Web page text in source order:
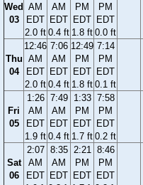
Wed
03
AM
EDT
2.0 ft
AM
EDT
0.4 ft
PM
EDT
1.8 ft
PM
EDT
0.0 ft
Thu
04
12:46
AM
EDT
2.0 ft
7:06
AM
EDT
0.4 ft
12:49
PM
EDT
1.8 ft
7:14
PM
EDT
0.1 ft
Fri
05
1:26
AM
EDT
1.9 ft
7:49
AM
EDT
0.4 ft
1:33
PM
EDT
1.7 ft
7:58
PM
EDT
0.2 ft
Sat
06
2:07
AM
EDT
8:35
AM
EDT
2:21
PM
EDT
8:46
PM
EDT